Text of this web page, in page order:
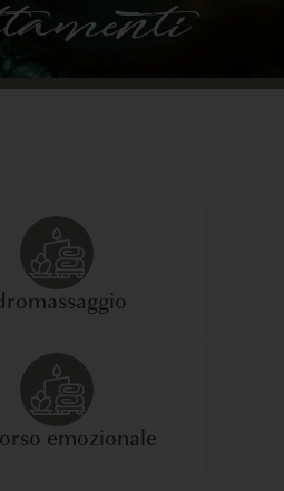
emozionale